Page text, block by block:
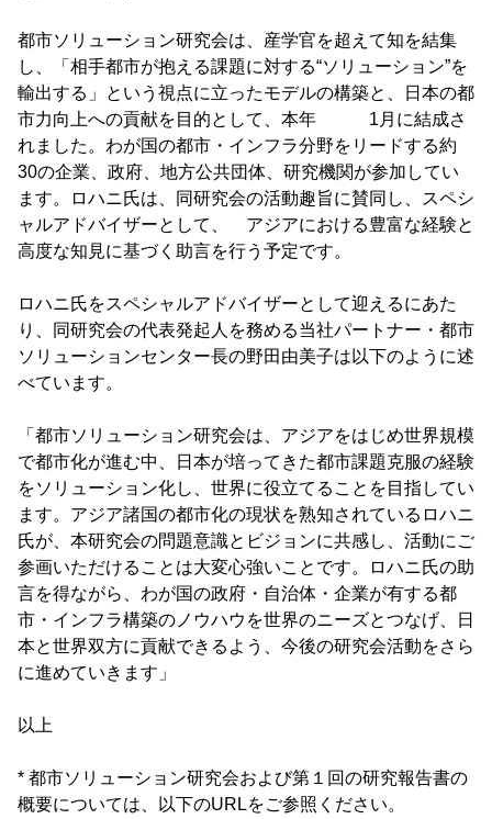
都市ソリューション研究会は、産学官を超えて知を結集
し、「相手都市が抱える課題に対する“ソリューション”を
輸出する」という視点に立ったモデルの構築と、日本の都
市力向上への貢献を目的として、本年 1月に結成さ
れました。わが国の都市・インフラ分野をリードする約
30の企業、政府、地方公共団体、研究機関が参加してい
ます。ロハニ氏は、同研究会の活動趣旨に賛同し、スペシ
ャルアドバイザーとして、 アジアにおける豊富な経験と
高度な知見に基づく助言を行う予定です。
ロハニ氏をスペシャルアドバイザーとして迎えるにあた
り、同研究会の代表発起人を務める当社パートナー・都市
ソリューションセンター長の野田由美子は以下のように述
べています。
「都市ソリューション研究会は、アジアをはじめ世界規模
で都市化が進む中、日本が培ってきた都市課題克服の経験
をソリューション化し、世界に役立てることを目指してい
ます。アジア諸国の都市化の現状を熟知されているロハニ
氏が、本研究会の問題意識とビジョンに共感し、活動にご
参画いただけることは大変心強いことです。ロハニ氏の助
言を得ながら、わが国の政府・自治体・企業が有する都
市・インフラ構築のノウハウを世界のニーズとつなげ、日
本と世界双方に貢献できるよう、今後の研究会活動をさら
に進めていきます」
以上
* 都市ソリューション研究会および第１回の研究報告書の
概要については、以下のURLをご参照ください。